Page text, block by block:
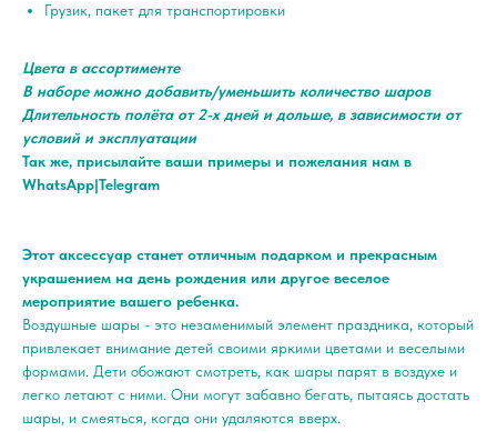
Грузик, пакет для транспортировки
Цвета в ассортименте
В наборе можно добавить/уменьшить количество шаров
Длительность полёта от 2-х дней и дольше, в зависимости от
условий и эксплуатации
Так же, присылайте ваши примеры и пожелания нам в
WhatsApp|Telegram
Этот аксессуар станет отличным подарком и прекрасным
украшением на день рождения или другое веселое
мероприятие вашего ребенка.
Воздушные шары - это незаменимый элемент праздника, который
привлекает внимание детей своими яркими цветами и веселыми
формами. Дети обожают смотреть, как шары парят в воздухе и
легко летают с ними. Они могут забавно бегать, пытаясь достать
шары, и смеяться, когда они удаляются вверх.